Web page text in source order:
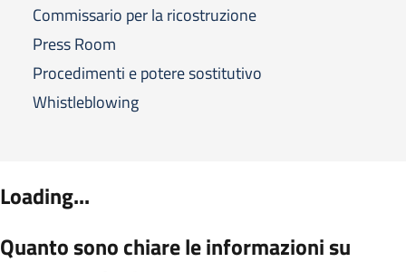
Commissario per la ricostruzione
Press Room
Procedimenti e potere sostitutivo
Whistleblowing